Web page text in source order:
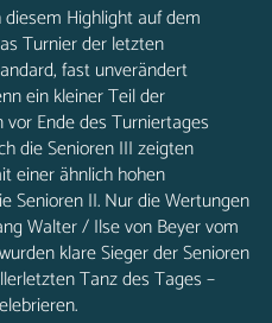
Highlight auf dem
Turnier der letzten
fast unverändert
ein kleiner Teil der
Ende des Turniertages
die Senioren III zeigten
einer ähnlich hohen
Senioren II. Nur die Wertungen
Walter / Ilse von Beyer vom
klare Sieger der Senioren
Tanz des Tages –